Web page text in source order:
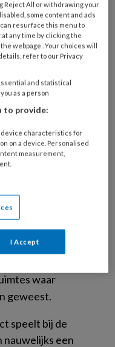
meestal
urine,
besmette
ingeademd
waar
geweest.
speelt bij de
een
Reject All or withdrawing your
some content and ads
can resurface this menu to
any time by clicking the
webpage . Your choices will
refer to our Privacy
and statistical
as a person
to provide:
device characteristics for
on a device. Personalised
measurement,
I Accept